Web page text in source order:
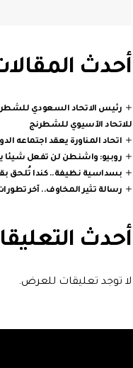
أحدث
رئيس الاتحاد السعودي
للاتحاد الآسيوي للشطرنج
اتحاد المناورة يعقد اجتماعه
روبيو: واشنطن لن تفعل شيئا
بسداسية نظيفة.. كندا تُلحق
رسالة تثير المخاوف.. آخر
أحدث
لا توجد تعليقات للعرض.